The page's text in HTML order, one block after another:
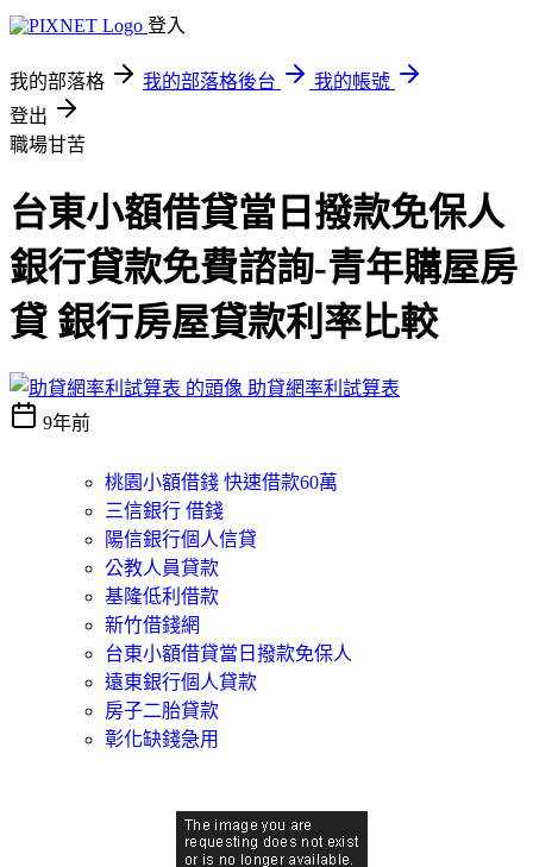
登入
我的部落格 我的部落格後台
我的帳號
登出
職場甘苦
台東小額借貸當日撥款免保人
銀行貸款免費諮詢-青年購屋房
貸 銀行房屋貸款利率比較
助貸網率利試算表
9年前
桃園小額借錢 快速借款60萬
三信銀行 借錢
陽信銀行個人信貸
公教人員貸款
基隆低利借款
新竹借錢網
台東小額借貸當日撥款免保人
遠東銀行個人貸款
房子二胎貸款
彰化缺錢急用